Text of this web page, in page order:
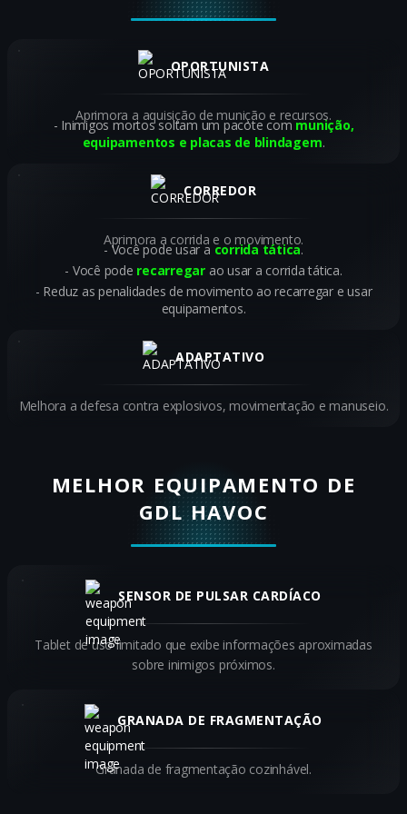
OPORTUNISTA
Aprimora a aquisição de munição e recursos.
Inimigos mortos soltam um pacote communição,
equipamentos e placas de blindagem.
CORREDOR
Aprimora a corrida e o movimento.
Você pode usar acorrida tática.
Você pode recarregarao usar a corrida tática.
Reduz as penalidades de movimento ao recarregar e usar
equipamentos.
ADAPTATIVO
Melhora a defesa contra explosivos, movimentação e manuseio.
MELHOR EQUIPAMENTO DE
GDL HAVOC
SENSOR DE PULSAR CARDÍACO
Tablet de uso limitado que exibe informações aproximadas
sobre inimigos próximos.
GRANADA DE FRAGMENTAÇÃO
Granada de fragmentação cozinhável.